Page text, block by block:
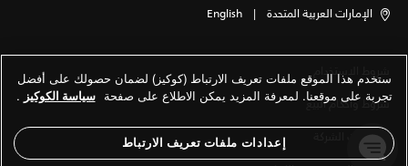
الإمارات العربية المتحدة |
English
شروط الاستخدام
شروط وأحكام البيع
معلومات الشركة
ستخدم هذا الموقع ملفات تعريف الارتباط (كوكيز) لضمان حصولك على أفضل
تجربة على موقعنا. لمعرفة المزيد يمكن الاطلاع على صفحة سياسة الكوكيز .
إعدادات ملفات تعريف الارتباط